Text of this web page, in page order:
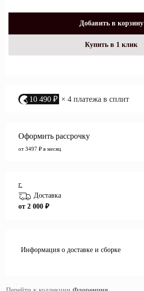
Добавить в корзину
Купить в 1 клик
10 490 ₽ × 4 платежа в сплит
Оформить рассрочку
от 3497 ₽ в месяц
г.
Доставка
от 2 000 ₽
Информация о доставке и сборке